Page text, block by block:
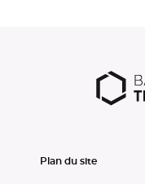
Plan du site